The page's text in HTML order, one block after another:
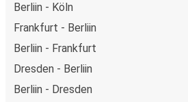
Berliin - Köln
Frankfurt - Berliin
Berliin - Frankfurt
Dresden - Berliin
Berliin - Dresden